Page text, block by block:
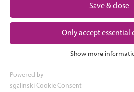
El embarazo y el parto
La experiencia en la UCIN
Volver a casa y ver crecer a
Apoyo a los padres
Save & close
Only accept essential
Essenzielle Cookies werden für
Webseite benötigt. Dadurch ist
Show more
Powered by
sgalinski Cookie Consent